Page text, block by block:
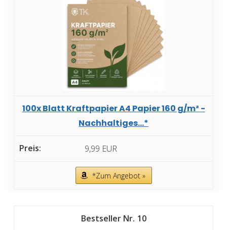
100x Blatt Kraftpapier A4 Papier 160 g/m² -
Nachhaltiges...*
9,99 EUR
*Zum Angebot »
10